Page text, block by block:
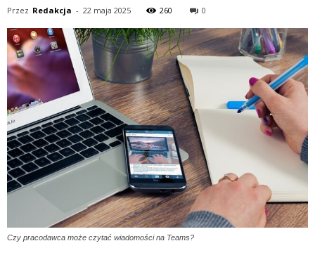
Przez Redakcja - 22 maja 2025 260 0
Czy pracodawca może czytać wiadomości na Teams?